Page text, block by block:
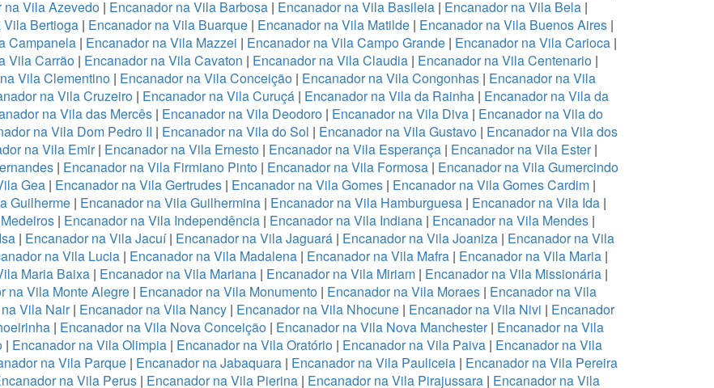
na Vila Azevedo| Encanador na Vila Barbosa| Encanador na Vila Basileia| Encanador na Vila Bela|
Vila Bertioga | Encanador na Vila Buarque | Encanador na Vila Matilde | Encanador na Vila Buenos Aires |
Campanela | Encanador na Vila Mazzei | Encanador na Vila Campo Grande | Encanador na Vila Carioca |
Vila Carrão | Encanador na Vila Cavaton | Encanador na Vila Claudia | Encanador na Vila Centenario |
Vila Clementino| Encanador na Vila Conceição| Encanador na Vila Congonhas| Encanador na Vila
na Vila Cruzeiro | Encanador na Vila Curuçá | Encanador na Vila da Rainha | Encanador na Vila da
na Vila das Mercês | Encanador na Vila Deodoro | Encanador na Vila Diva | Encanador na Vila do
na Vila Dom Pedro II | Encanador na Vila do Sol | Encanador na Vila Gustavo| Encanador na Vila dos
na Vila Emir| Encanador na Vila Ernesto | Encanador na Vila Esperança | Encanador na Vila Ester|
| Encanador na Vila Firmiano Pinto | Encanador na Vila Formosa | Encanador na Vila Gumercindo
Gea| Encanador na Vila Gertrudes| Encanador na Vila Gomes| Encanador na Vila Gomes Cardim|
Guilherme| Encanador na Vila Guilhermina| Encanador na Vila Hamburguesa| Encanador na Vila Ida|
| Encanador na Vila Independência| Encanador na Vila Indiana| Encanador na Vila Mendes|
| Encanador na Vila Jacuí| Encanador na Vila Jaguará| Encanador na Vila Joaniza| Encanador na Vila
na Vila Lucia| Encanador na Vila Madalena| Encanador na Vila Mafra | Encanador na Vila Maria|
Maria Baixa| Encanador na Vila Mariana| Encanador na Vila Miriam| Encanador na Vila Missionária|
na Vila Monte Alegre | Encanador na Vila Monumento | Encanador na Vila Moraes | Encanador na Vila
Vila Nair| Encanador na Vila Nancy| Encanador na Vila Nhocune| Encanador na Vila Nivi | Encanador
| Encanador na Vila Nova Conceição | Encanador na Vila Nova Manchester| Encanador na Vila
| Encanador na Vila Olimpia| Encanador na Vila Oratório| Encanador na Vila Paiva| Encanador na Vila
na Vila Parque | Encanador na Jabaquara | Encanador na Vila Pauliceia | Encanador na Vila Pereira
na Vila Perus| Encanador na Vila Pierina| Encanador na Vila Pirajussara| Encanador na Vila